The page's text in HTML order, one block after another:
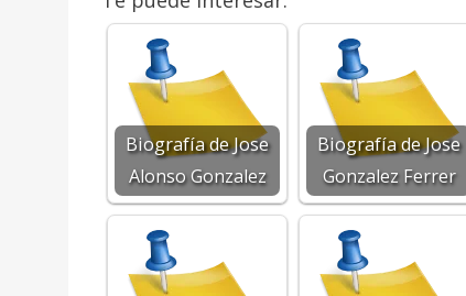
Biografía de Jose
Alonso Gonzalez
Biografía de Jose
Gonzalez Ferrer